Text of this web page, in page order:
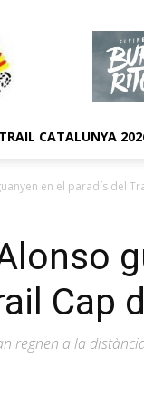
CATALUNYA
en el paradís del
Cap
regnen a la